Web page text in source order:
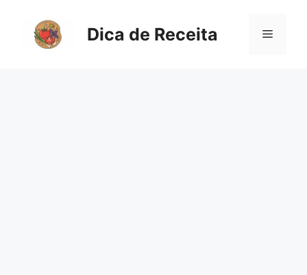
Dica de Receita Menu